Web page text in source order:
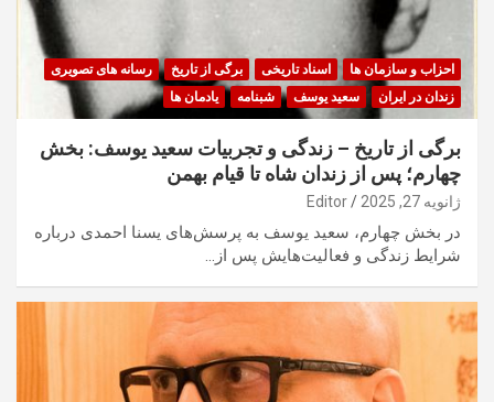
احزاب و سازمان ها اسناد تاریخی برگی از تاریخ
رسانه های تصویری
زندان در ایران
سعید یوسف شبنامه یادمان ها
برگی از تاریخ – زندگی و تجربیات سعید یوسف: بخش
چهارم؛ پس از زندان شاه تا قیام بهمن
ژانویه 27, 2025 Editor
در بخش چهارم، سعید یوسف به پرسش‌های یسنا احمدی درباره
شرایط زندگی و فعالیت‌هایش پس از…